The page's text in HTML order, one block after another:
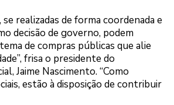
se realizadas de forma coordenada e
decisão de governo, podem
de compras públicas que alie
frisa o presidente do
Jaime Nascimento. “Como
estão à disposição de contribuir